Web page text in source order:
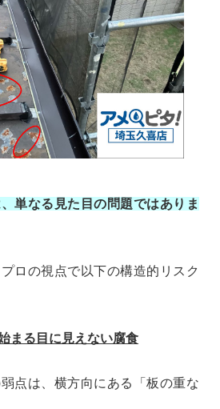
単なる見た目の問題ではありま
ロの視点で以下の構造的リスク
まる目に見えない腐食
点は、横方向にある「板の重な